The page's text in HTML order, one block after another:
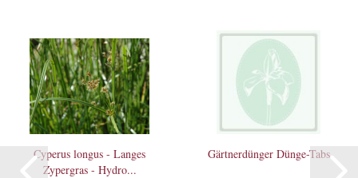
Cyperus longus - Langes
Zypergras - Hydro...
Gärtnerdünger Dünge-Tabs